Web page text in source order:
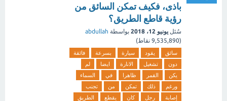
باذى، فكيف تمكن السائق من
رؤية قاطع الطريق؟
سُئل يونيو 12، 2018 بواسطة abdullah
(
9,535,890 نقاط)
سائق يقود سيارة بسرعة
فائقة
دون
تشغيل الانارة ايضا
لم
يكن
القمر ظاهرا في
السماء
ورغم
ذلك تمكن من
تجنب
إصابة
رجل كان يقطع
الطريق